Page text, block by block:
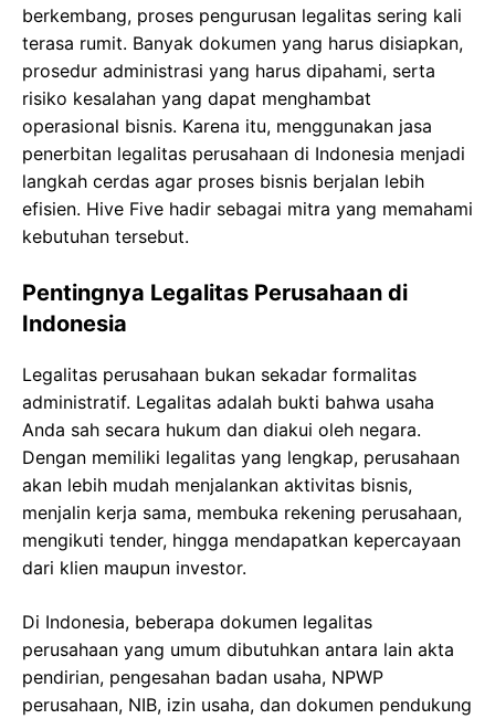
berkembang, proses pengurusan legalitas sering kali
terasa rumit. Banyak dokumen yang harus disiapkan,
prosedur administrasi yang harus dipahami, serta
risiko kesalahan yang dapat menghambat
operasional bisnis. Karena itu, menggunakan jasa
penerbitan legalitas perusahaan di Indonesia menjadi
langkah cerdas agar proses bisnis berjalan lebih
efisien. Hive Five hadir sebagai mitra yang memahami
kebutuhan tersebut.
Pentingnya Legalitas Perusahaan di
Indonesia
Legalitas perusahaan bukan sekadar formalitas
administratif. Legalitas adalah bukti bahwa usaha
Anda sah secara hukum dan diakui oleh negara.
Dengan memiliki legalitas yang lengkap, perusahaan
akan lebih mudah menjalankan aktivitas bisnis,
menjalin kerja sama, membuka rekening perusahaan,
mengikuti tender, hingga mendapatkan kepercayaan
dari klien maupun investor.
Di Indonesia, beberapa dokumen legalitas
perusahaan yang umum dibutuhkan antara lain akta
pendirian, pengesahan badan usaha, NPWP
perusahaan, NIB, izin usaha, dan dokumen pendukung